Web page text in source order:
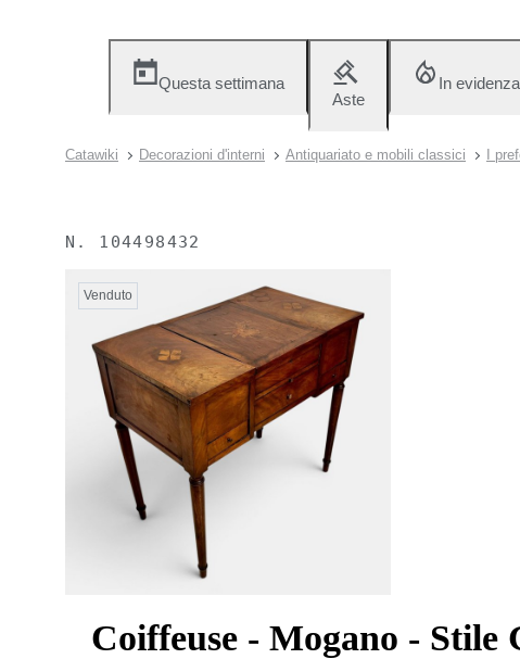
Questa settimana
Aste
In evidenza
Catawiki Decorazioni d'interni Antiquariato e mobili classici I
N. 104498432
Venduto
Coiffeuse - Mogano -